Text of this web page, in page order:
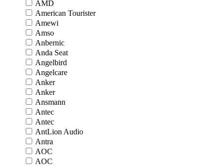
AMD
American Tourister
Amewi
Amso
Anbernic
Anda Seat
Angelbird
Angelcare
Anker
Anker
Ansmann
Antec
Antec
AntLion Audio
Antra
AOC
AOC